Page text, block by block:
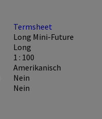
Termsheet
Long Mini-Future
Long
1 : 100
Amerikanisch
Nein
Nein